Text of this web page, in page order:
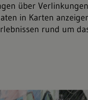
über
in Karten
rund um